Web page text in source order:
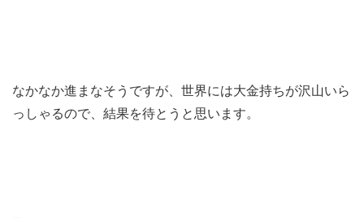
なかなか進まなそうですが、世界には大金持ちが沢山いら
っしゃるので、結果を待とうと思います。